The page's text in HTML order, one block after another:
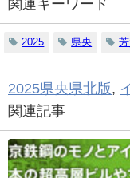
関連キーワード
2025 県央
2025県央県北版,
関連記事